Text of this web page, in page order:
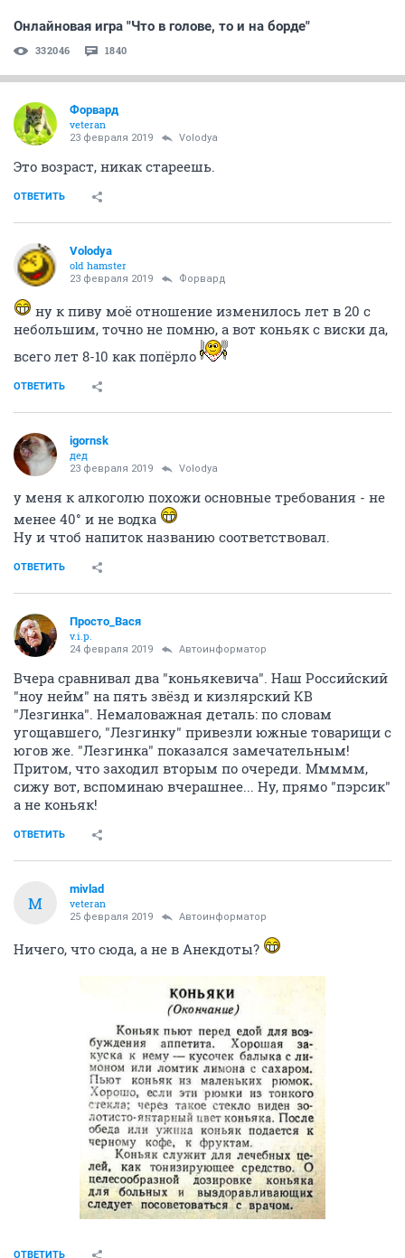
Онлайновая игра "Что в голове, то и на борде"
332046 1840
Форвард
veteran
23 февраля 2019 Volodya
Это возраст, никак стареешь.
ОТВЕТИТЬ
Volodya
old hamster
23 февраля 2019 Форвард
ну к пиву моё отношение изменилось лет в 20 с
небольшим, точно не помню, а вот коньяк с виски да,
всего лет 8-10 как попёрло
ОТВЕТИТЬ
igornsk
дед
23 февраля 2019 Volodya
у меня к алкоголю похожи основные требования - не
менее 40° и не водка
Ну и чтоб напиток названию соответствовал.
ОТВЕТИТЬ
Просто_Вася
v.i.p.
24 февраля 2019 Автоинформатор
Вчера сравнивал два "коньякевича". Наш Российский
"ноу нейм" на пять звёзд и кизлярский КВ
"Лезгинка". Немаловажная деталь: по словам
угощавшего, "Лезгинку" привезли южные товарищи с
югов же. "Лезгинка" показался замечательным!
Притом, что заходил вторым по очереди. Ммммм,
сижу вот, вспоминаю вчерашнее... Ну, прямо "пэрсик"
а не коньяк!
ОТВЕТИТЬ
M
mivlad
veteran
25 февраля 2019 Автоинформатор
Ничего, что сюда, а не в Анекдоты?
ОТВЕТИТЬ